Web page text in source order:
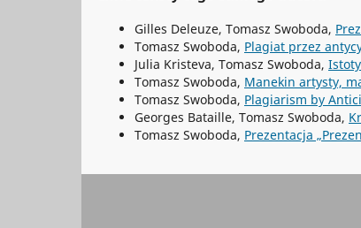
Gilles Deleuze, Tomasz Swoboda,
Tomasz Swoboda, Plagiat przez
Julia Kristeva, Tomasz Swoboda,
Tomasz Swoboda, Manekin artysty,
Tomasz Swoboda, Plagiarism by
Georges Bataille, Tomasz Swoboda,
Tomasz Swoboda, Prezentacja